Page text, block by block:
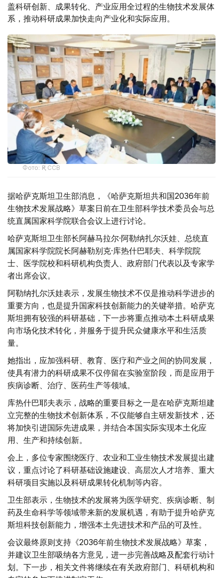
盖科研创新、成果转化、产业应用全过程的生物技术发展体
系，推动科研成果加快走向产业化和实际应用。
Фото: ҚР ССВ
据哈萨克斯坦卫生部消息，《哈萨克斯坦共和国2036年前
生物技术发展战略》草案日前在卫生部科学技术委员会与总
统直属国家科学院联合会议上进行讨论。
哈萨克斯坦卫生部长阿赫马拉尔·阿勒纳扎尔沃娃、总统直
属国家科学院院长阿赫勒别克·库热什巴耶夫、科学院院
士、医学院校和科研机构负责人、政府部门代表以及专家学
者出席会议。
阿勒纳扎尔沃娃表示，发展生物技术不仅是推动科学进步的
重要方向，也是提升国家科技创新能力的关键举措。哈萨克
斯坦拥有较强的科研基础，下一步将重点推动本土科研成果
向市场化技术转化，并服务于提升民众健康水平和生活质
量。
她指出，应加强科研、教育、医疗和产业之间的协同发展，
使具有潜力的科研成果不仅停留在实验室阶段，而是应用于
疾病诊断、治疗、医药生产等领域。
库热什巴耶夫表示，战略的重要目标之一是在哈萨克斯坦建
立完整的生物技术创新体系，不仅能够自主研发新技术，还
将加快引进国际先进成果，并结合本国实际实现本土化应
用、生产和持续创新。
会上，多位专家围绕医疗、农业和工业生物技术发展提出建
议，重点讨论了科研基础设施建设、高层次人才培养、重大
科研项目实施以及科研成果转化机制等内容。
卫生部表示，生物技术的发展将为医学研究、疾病诊断、制
药及生命科学等领域带来新的发展机遇，有助于提升哈萨克
斯坦科技创新能力，增强本土先进技术和产品的可及性。
会议最终原则支持《2036年前生物技术发展战略》草案，
并建议卫生部吸纳各方意见，进一步完善战略及配套行动计
划。下一步，相关文件将继续在有关政府部门、科研机构和